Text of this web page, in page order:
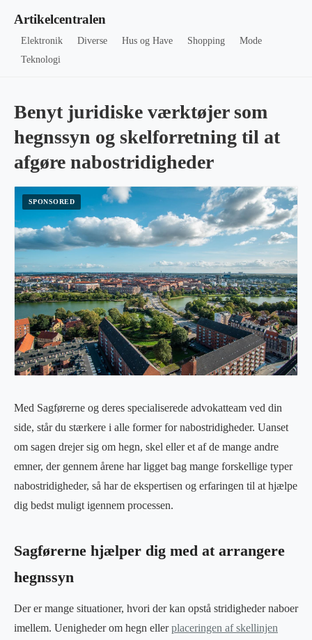
Artikelcentralen
Elektronik Diverse Hus og Have Shopping
Mode
Teknologi
Benyt juridiske værktøjer som
hegnssyn og skelforretning til at
afgøre nabostridigheder
Med Sagførerne og deres specialiserede advokatteam ved din
side, står du stærkere i alle former for nabostridigheder. Uanset
om sagen drejer sig om hegn, skel eller et af de mange andre
emner, der gennem årene har ligget bag mange forskellige typer
nabostridigheder, så har de ekspertisen og erfaringen til at hjælpe
dig bedst muligt igennem processen.
Sagførerne hjælper dig med at arrangere
hegnssyn
Der er mange situationer, hvori der kan opstå stridigheder naboer
imellem. Uenigheder om hegn ellerplaceringen af skellinjen